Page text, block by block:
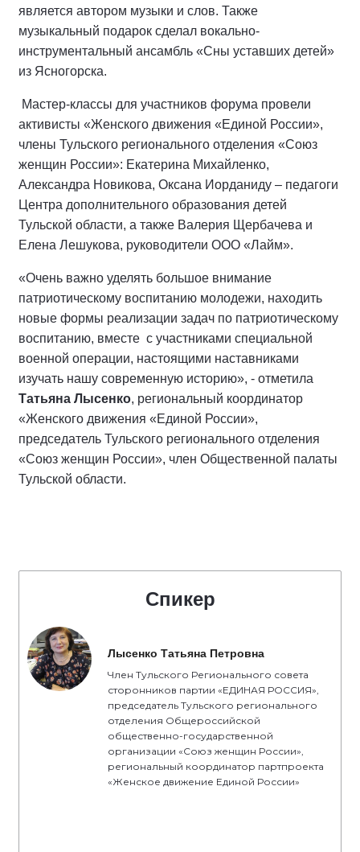
является автором музыки и слов. Также
музыкальный подарок сделал вокально-
инструментальный ансамбль «Сны уставших детей»
из Ясногорска.
Мастер-классы для участников форума провели
активисты «Женского движения «Единой России»,
члены Тульского регионального отделения «Союз
женщин России»: Екатерина Михайленко,
Александра Новикова, Оксана Иорданиду – педагоги
Центра дополнительного образования детей
Тульской области, а также Валерия Щербачева и
Елена Лешукова, руководители ООО «Лайм».
«Очень важно уделять большое внимание
патриотическому воспитанию молодежи, находить
новые формы реализации задач по патриотическому
воспитанию, вместе с участниками специальной
военной операции, настоящими наставниками
изучать нашу современную историю», - отметила
Татьяна Лысенко, региональный координатор
«Женского движения «Единой России»,
председатель Тульского регионального отделения
«Союз женщин России», член Общественной палаты
Тульской области.
Спикер
Лысенко Татьяна Петровна
Член Тульского Регионального совета
сторонников партии «ЕДИНАЯ РОССИЯ»,
председатель Тульского регионального
отделения Общероссийской
общественно-государственной
организации «Союз женщин России»,
региональный координатор партпроекта
«Женское движение Единой России»